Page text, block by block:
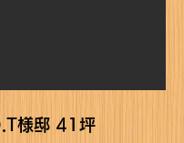
様邸 41坪